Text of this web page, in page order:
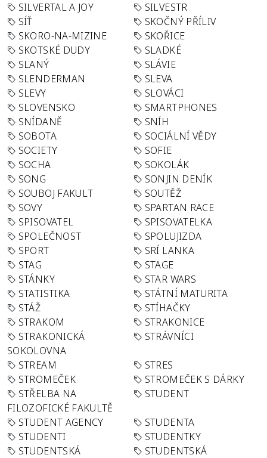
SILVERTAL A JOY
SILVESTR
SÍŤ
SKOČNÝ PŘÍLIV
SKORO-NA-MIZINE
SKOŘICE
SKOTSKÉ DUDY
SLADKÉ
SLANÝ
SLÁVIE
SLENDERMAN
SLEVA
SLEVY
SLOVÁCI
SLOVENSKO
SMARTPHONES
SNÍDANĚ
SNÍH
SOBOTA
SOCIÁLNÍ VĚDY
SOCIETY
SOFIE
SOCHA
SOKOLÁK
SONG
SONJIN DENÍK
SOUBOJ FAKULT
SOUTĚŽ
SOVY
SPARTAN RACE
SPISOVATEL
SPISOVATELKA
SPOLEČNOST
SPOLUJIZDA
SPORT
SRÍ LANKA
STAG
STAGE
STÁNKY
STAR WARS
STATISTIKA
STÁTNÍ MATURITA
STÁŽ
STÍHAČKY
STRAKOM
STRAKONICE
STRAKONICKÁ
SOKOLOVNA
STRÁVNÍCI
STREAM
STRES
STROMEČEK
STROMEČEK S DÁRKY
STŘELBA NA
FILOZOFICKÉ FAKULTĚ
STUDENT
STUDENT AGENCY
STUDENTA
STUDENTI
STUDENTKY
STUDENTSKÁ
STUDENTSKÁ